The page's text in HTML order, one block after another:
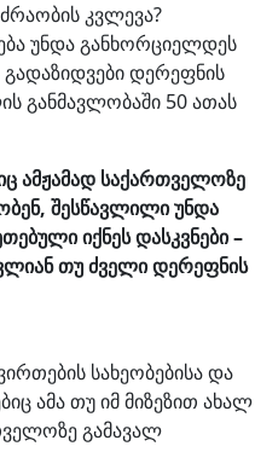
კვლევა?
უნდა განხორციელდეს
დერეფნის
განმავლობაში 50 ათას
ამჟამად საქართველოზე
შესწავლილი უნდა
იქნეს დასკვნები –
თუ ძველი დერეფნის
სახეობებისა და
ამა თუ იმ მიზეზით ახალ
გამავალ